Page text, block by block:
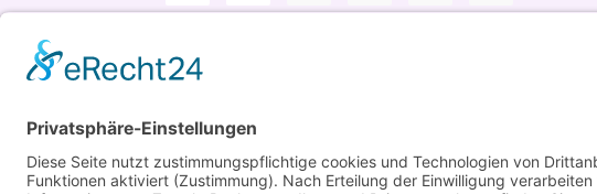
Copyright ©2026 Kotarek. All rights reserved.